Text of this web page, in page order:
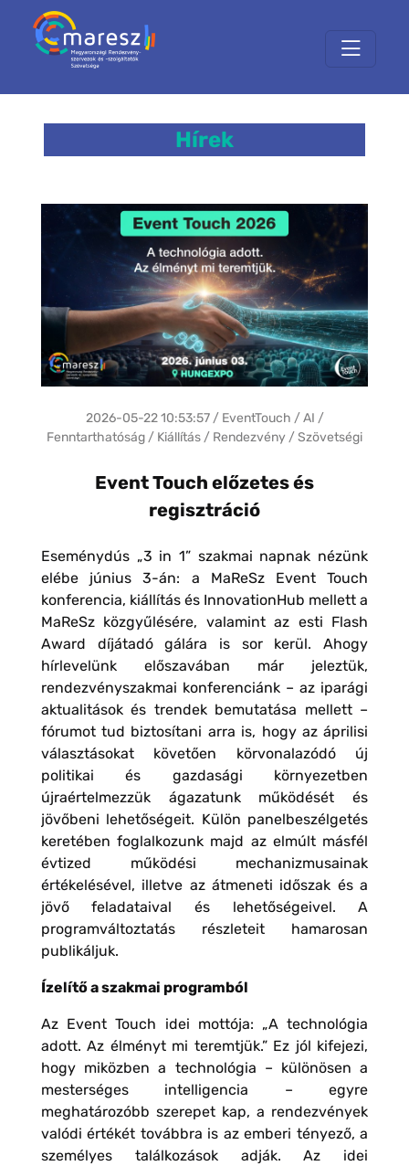
Hírek
2026-05-22 10:53:57 / EventTouch / AI /
Fenntarthatóság / Kiállítás / Rendezvény / Szövetségi
Event Touch előzetes és
regisztráció
Eseménydús „3 in 1” szakmai napnak nézünk
elébe június 3-án: a MaReSz Event Touch
konferencia, kiállítás és InnovationHub mellett a
MaReSz közgyűlésére, valamint az esti Flash
Award díjátadó gálára is sor kerül. Ahogy
hírlevelünk előszavában már jeleztük,
rendezvényszakmai konferenciánk – az iparági
aktualitások és trendek bemutatása mellett –
fórumot tud biztosítani arra is, hogy az áprilisi
választásokat követően körvonalazódó új
politikai és gazdasági környezetben
újraértelmezzük ágazatunk működését és
jövőbeni lehetőségeit. Külön panelbeszélgetés
keretében foglalkozunk majd az elmúlt másfél
évtized működési mechanizmusainak
értékelésével, illetve az átmeneti időszak és a
jövő feladataival és lehetőségeivel. A
programváltoztatás részleteit hamarosan
publikáljuk.
Ízelítő a szakmai programból
Az Event Touch idei mottója: „A technológia
adott. Az élményt mi teremtjük.” Ez jól kifejezi,
hogy miközben a technológia – különösen a
mesterséges intelligencia – egyre
meghatározóbb szerepet kap, a rendezvények
valódi értékét továbbra is az emberi tényező, a
személyes találkozások adják. Az idei